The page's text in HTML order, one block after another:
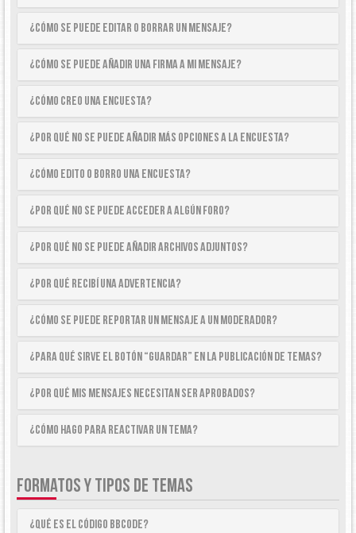
¿Cómo se puede editar o borrar un mensaje?
¿Cómo se puede añadir una firma a mi mensaje?
¿Cómo creo una encuesta?
¿Por qué no se puede añadir más opciones a la encuesta?
¿Cómo edito o borro una encuesta?
¿Por qué no se puede acceder a algún foro?
¿Por qué no se puede añadir archivos adjuntos?
¿Por qué recibí una advertencia?
¿Cómo se puede reportar un mensaje a un moderador?
¿Para qué sirve el botón “Guardar” en la publicación de temas?
¿Por qué mis mensajes necesitan ser aprobados?
¿Cómo hago para reactivar un tema?
FORMATOS Y TIPOS DE TEMAS
¿Qué es el código BBCode?